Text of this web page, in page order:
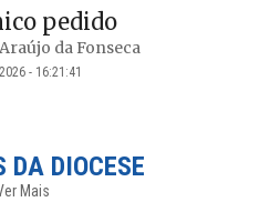
pedido
da Fonseca
- 16:21:41
DA DIOCESE
Mais